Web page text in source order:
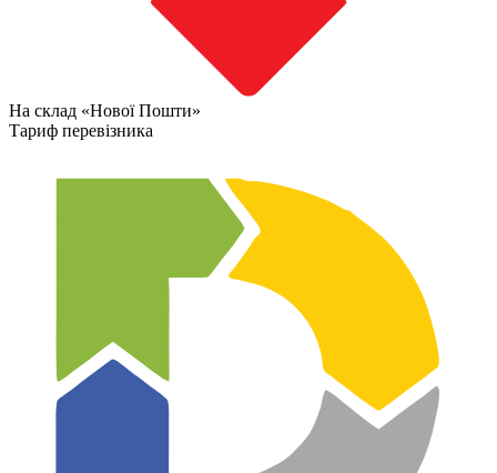
На склад «Нової Пошти»
Тариф перевізника